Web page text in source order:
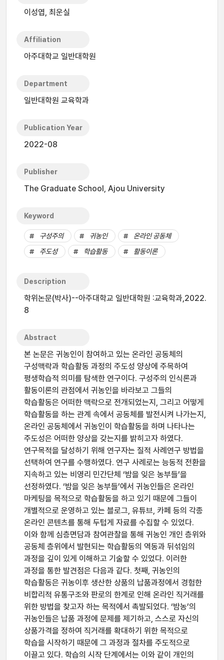
이성엽, 최운실
Affiliation
아주대학교 일반대학원
Department
일반대학원 교육학과
Publication Year
2022-08
Publisher
The Graduate School, Ajou University
Keyword
구성주의 귀농인
온라인 공동체
주도성
학습활동 활동이론
Description
학위논문(박사)--아주대학교 일반대학원 :교육학과,2022.
8
Abstract
본 논문은 귀농인이 참여하고 있는 온라인 공동체의
구성맥락과 학습활동 과정의 주도성 양상에 주목하여
평생학습적 의미를 탐색한 연구이다. 구성주의 인식론과
활동이론의 관점에서 귀농인을 바라보고 그들의
학습활동은 어떠한 맥락으로 전개되었는지, 그리고 어떻게
학습활동을 하는 관계 속에서 공동체를 발전시켜 나가는지,
온라인 공동체에서 귀농인이 학습활동을 하며 나타나는
주도성은 어떠한 양상을 갖는지를 밝히고자 하였다.
연구목적을 달성하기 위해 연구자는 질적 사례연구 방법을
선택하여 연구를 수행하였다. 연구 사례로는 능동적 전환을
지속하고 있는 비영리 민간단체 ‘밤을 잊은 농부들’을
선정하였다. ‘밤을 잊은 농부들’에서 귀농인들은 온라인
마케팅을 목적으로 학습활동을 하고 있기 때문에 그들이
개별적으로 운영하고 있는 블로그, 유튜브, 카페 등의 각종
온라인 콘텐츠를 통해 두텁게 자료를 수집할 수 있었다.
이와 함께 심층면담과 참여관찰을 통해 귀농인 개인 층위와
공동체 층위에서 발현되는 학습활동의 역동과 뒤섞임의
과정을 깊이 있게 이해하고 기술할 수 있었다. 이러한
과정을 통한 발견점은 다음과 같다. 첫째, 귀농인의
학습활동은 귀농이후 생산한 상품의 납품과정에서 경험한
비합리적 유통구조와 판로의 한계로 인해 온라인 직거래를
위한 방법을 찾고자 하는 목적에서 촉발되었다. ‘밤농’의
귀농인들은 납품 과정에 문제를 제기하고, 스스로 자신의
상품가격을 정하여 직거래를 확대하기 위한 목적으로
학습을 시작하기 때문에 그 과정과 절차를 주도적으로
이끌고 있다. 학습의 시작 단계에서는 이와 같이 개인의